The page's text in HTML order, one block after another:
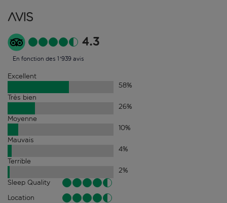
Avis
4.3
En fonction des 1'939 avis
Excellent
58%
Très bien
26%
Moyenne
10%
Mauvais
4%
Terrible
2%
Sleep Quality
Location